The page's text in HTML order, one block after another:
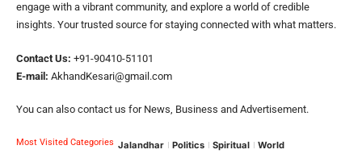
engage with a vibrant community, and explore a world of credible
insights. Your trusted source for staying connected with what matters.
Contact Us: +91-90410-51101
E-mail: AkhandKesari@gmail.com
You can also contact us for News, Business and Advertisement.
Most Visited Categories Jalandhar Politics Spiritual World